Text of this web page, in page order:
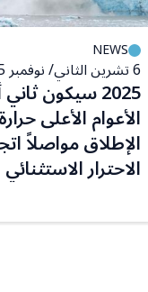
NEWS
6 تشرين الثاني/ نوفمبر 2025
2025 سيكون
الأعوام الأعلى
الإطلاق مواصلاً
الاحترار الاستثنائي